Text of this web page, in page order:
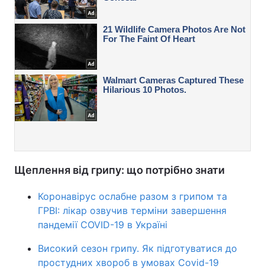
Щеплення від грипу: що потрібно знати
Коронавірус ослабне разом з грипом та
ГРВІ: лікар озвучив терміни завершення
пандемії COVID-19 в Україні
Високий сезон грипу. Як підготуватися до
простудних хвороб в умовах Covid-19